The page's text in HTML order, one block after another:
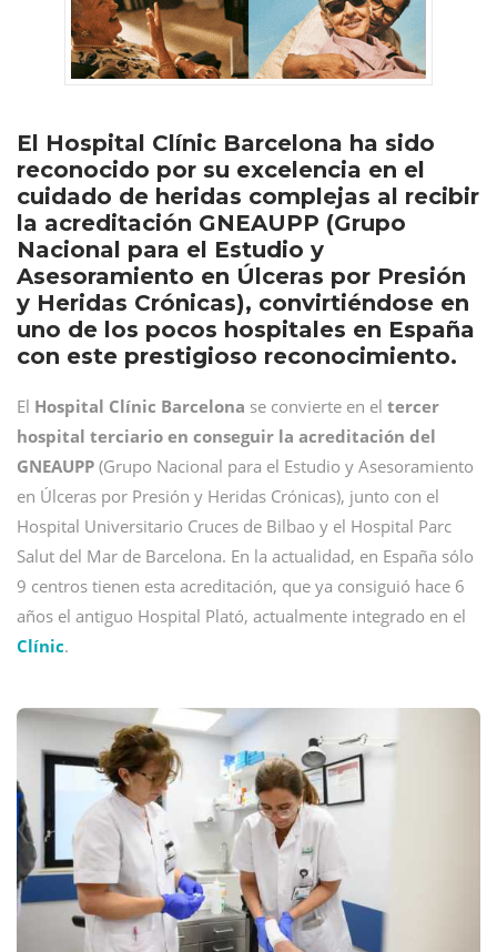
El Hospital Clínic Barcelona ha sido
reconocido por su excelencia en el
cuidado de heridas complejas al recibir
la acreditación GNEAUPP (Grupo
Nacional para el Estudio y
Asesoramiento en Úlceras por Presión
y Heridas Crónicas), convirtiéndose en
uno de los pocos hospitales en España
con este prestigioso reconocimiento.
El Hospital Clínic Barcelona se convierte en el tercer
hospital terciario en conseguir la acreditación del
GNEAUPP (Grupo Nacional para el Estudio y Asesoramiento
en Úlceras por Presión y Heridas Crónicas), junto con el
Hospital Universitario Cruces de Bilbao y el Hospital Parc
Salut del Mar de Barcelona. En la actualidad, en España sólo
9 centros tienen esta acreditación, que ya consiguió hace 6
años el antiguo Hospital Plató, actualmente integrado en el
Clínic.